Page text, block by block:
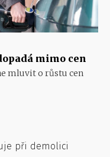
mimo cen
mluvit o růstu cen
při demolici